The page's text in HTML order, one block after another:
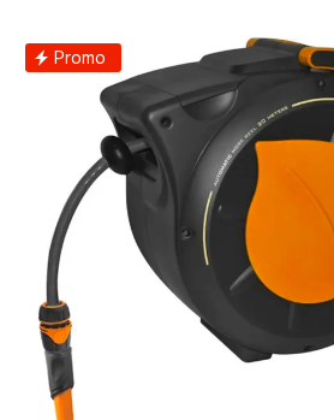
Promo